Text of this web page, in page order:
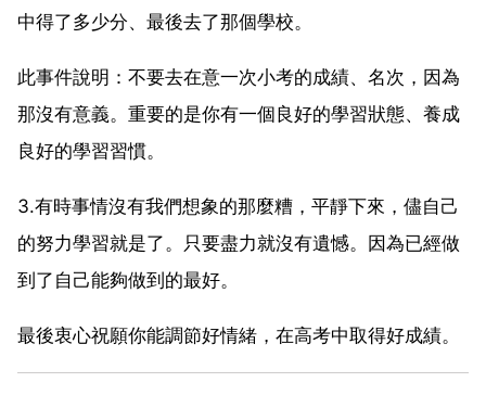
中得了多少分、最後去了那個學校。
此事件說明：不要去在意一次小考的成績、名次，因為
那沒有意義。重要的是你有一個良好的學習狀態、養成
良好的學習習慣。
3.有時事情沒有我們想象的那麼糟，平靜下來，儘自己
的努力學習就是了。只要盡力就沒有遺憾。因為已經做
到了自己能夠做到的最好。
最後衷心祝願你能調節好情緒，在高考中取得好成績。